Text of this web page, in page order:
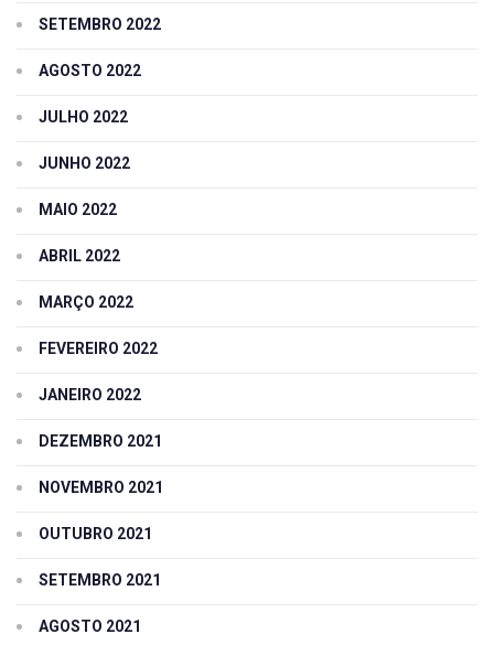
SETEMBRO 2022
AGOSTO 2022
JULHO 2022
JUNHO 2022
MAIO 2022
ABRIL 2022
MARÇO 2022
FEVEREIRO 2022
JANEIRO 2022
DEZEMBRO 2021
NOVEMBRO 2021
OUTUBRO 2021
SETEMBRO 2021
AGOSTO 2021